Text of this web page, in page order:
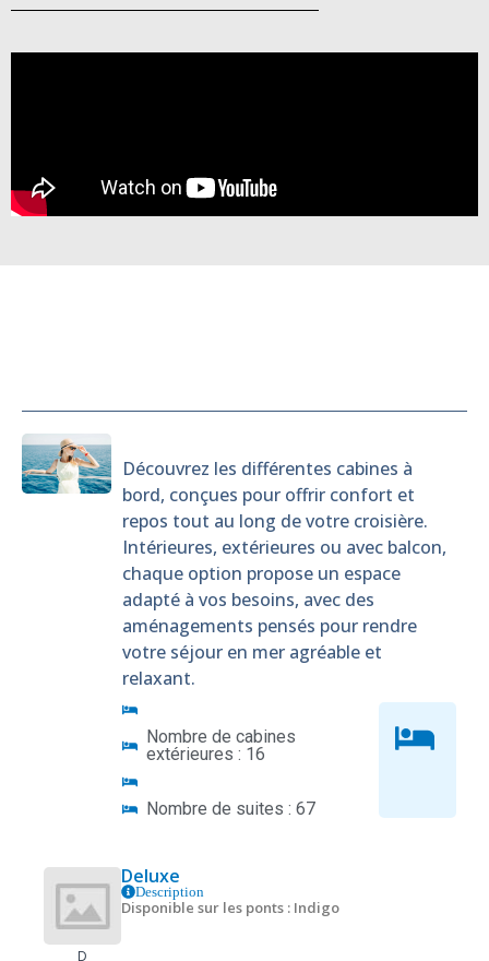
Découvrez les différentes cabines à
bord, conçues pour offrir confort et
repos tout au long de votre croisière.
Intérieures, extérieures ou avec balcon,
chaque option propose un espace
adapté à vos besoins, avec des
aménagements pensés pour rendre
votre séjour en mer agréable et
relaxant.
Nombre de cabines
extérieures : 16
Nombre de suites : 67
D
Deluxe
Description
Disponible sur les ponts : Indigo